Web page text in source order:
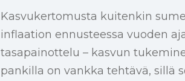
Kasvukertomusta kuitenkin
inflaation ennusteessa vuoden
tasapainottelu – kasvun
pankilla on vankka tehtävä, sillä